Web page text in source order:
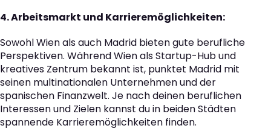
4. Arbeitsmarkt und Karrieremöglichkeiten:
Sowohl Wien als auch Madrid bieten gute berufliche
Perspektiven. Während Wien als Startup-Hub und
kreatives Zentrum bekannt ist, punktet Madrid mit
seinen multinationalen Unternehmen und der
spanischen Finanzwelt. Je nach deinen beruflichen
Interessen und Zielen kannst du in beiden Städten
spannende Karrieremöglichkeiten finden.